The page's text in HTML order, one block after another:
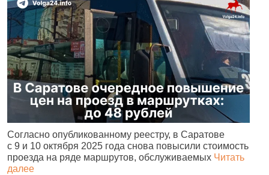
Согласно опубликованному реестру, в Саратове
с 9 и 10 октября 2025 года снова повысили стоимость
проезда на ряде маршрутов, обслуживаемых Читать
далее